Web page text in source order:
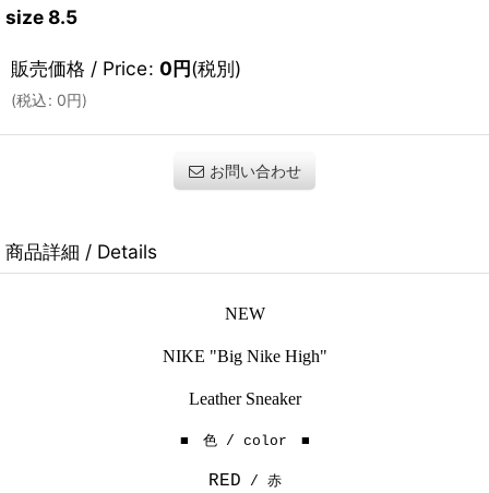
size 8.5
販売価格 / Price: 0円(税別)
(税込: 0円)
お問い合わせ
商品詳細 / Details
NEW
NIKE "Big Nike High"
Leather Sneaker
■ 色 / color ■
RED / 赤